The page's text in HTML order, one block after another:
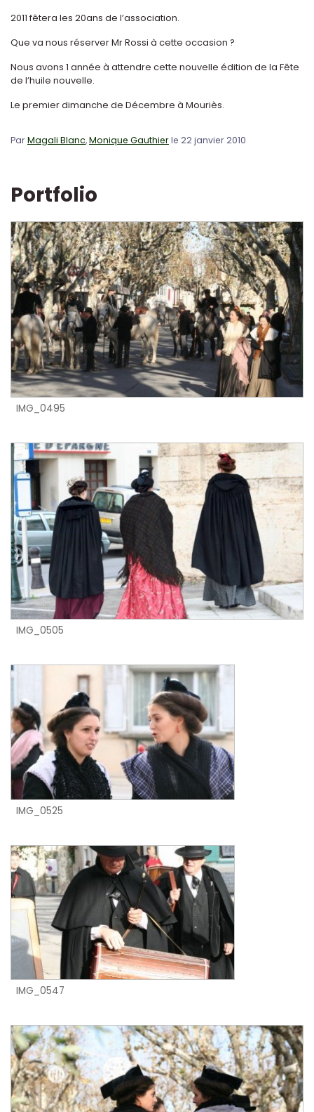
2011 fêtera les 20ans de l’association.
Que va nous réserver Mr Rossi à cette occasion ?
Nous avons 1 année à attendre cette nouvelle édition de la Fête
de l’huile nouvelle.
Le premier dimanche de Décembre à Mouriès.
ParMagali Blanc,Monique Gauthierle 22 janvier 2010
Portfolio
IMG_0495
IMG_0505
IMG_0525
IMG_0547